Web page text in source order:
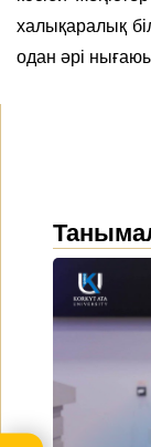
халықаралық
одан әрі